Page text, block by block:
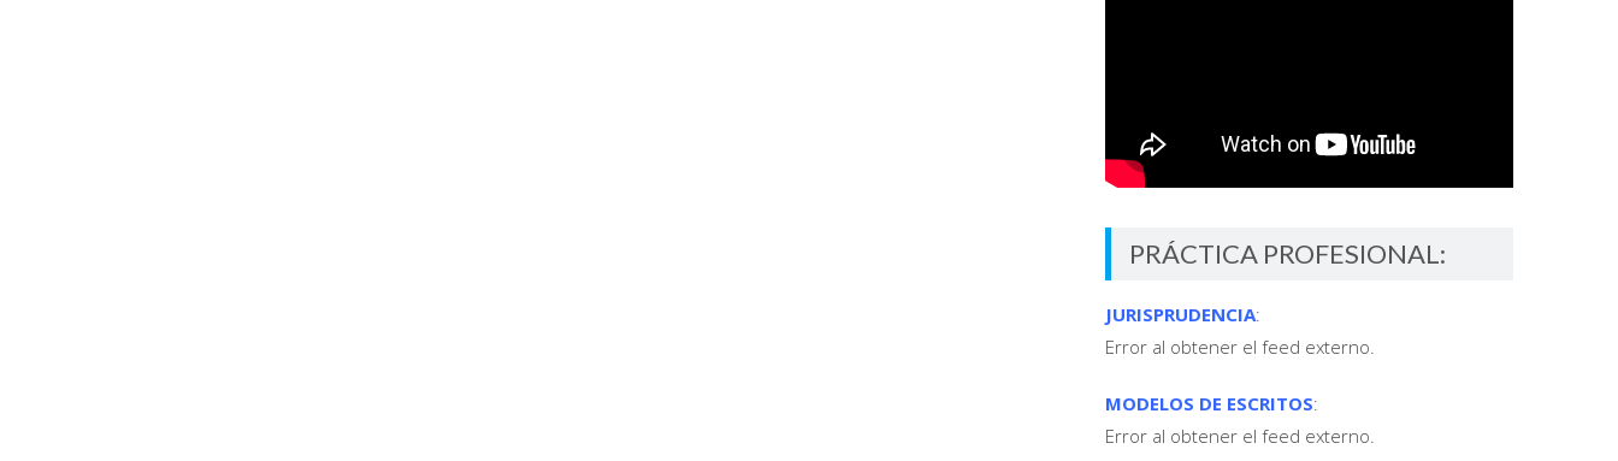
PRÁCTICA PROFESIONAL:
JURISPRUDENCIA:
Error al obtener el feed externo.
MODELOS DE ESCRITOS:
Error al obtener el feed externo.